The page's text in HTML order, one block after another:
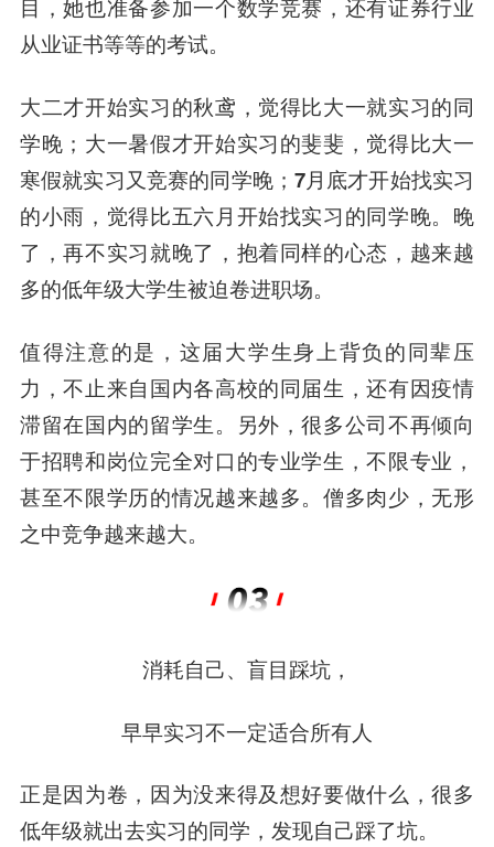
目，她也准备参加一个数学竞赛，还有证券行业
从业证书等等的考试。
大二才开始实习的秋鸢，觉得比大一就实习的同
学晚；大一暑假才开始实习的斐斐，觉得比大一
寒假就实习又竞赛的同学晚；7月底才开始找实习
的小雨，觉得比五六月开始找实习的同学晚。晚
了，再不实习就晚了，抱着同样的心态，越来越
多的低年级大学生被迫卷进职场。
值得注意的是，这届大学生身上背负的同辈压
力，不止来自国内各高校的同届生，还有因疫情
滞留在国内的留学生。另外，很多公司不再倾向
于招聘和岗位完全对口的专业学生，不限专业，
甚至不限学历的情况越来越多。僧多肉少，无形
之中竞争越来越大。
消耗自己、盲目踩坑，
早早实习不一定适合所有人
正是因为卷，因为没来得及想好要做什么，很多
低年级就出去实习的同学，发现自己踩了坑。